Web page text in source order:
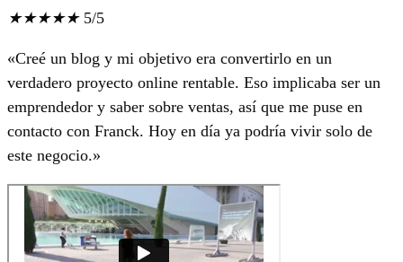
★★★★★ 5/5
«Creé un blog y mi objetivo era convertirlo en un
verdadero proyecto online rentable. Eso implicaba ser un
emprendedor y saber sobre ventas, así que me puse en
contacto con Franck. Hoy en día ya podría vivir solo de
este negocio.»